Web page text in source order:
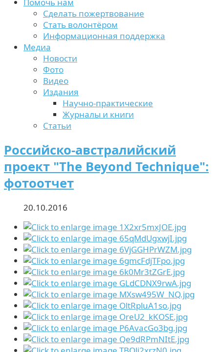
Помочь нам
Сделать пожертвование
Стать волонтёром
Информационная поддержка
Медиа
Новости
Фото
Видео
Издания
Научно-практические
Журналы и книги
Статьи
Российско-австралийский
проект "The Beyond Technique":
фотоотчет
20.10.2016